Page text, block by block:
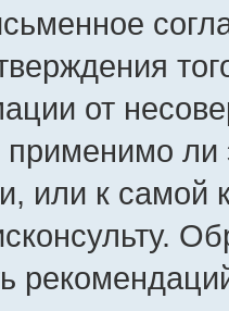
от
ли
или к самой